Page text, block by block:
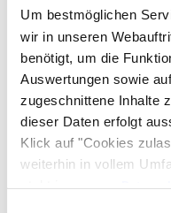
Um bestmöglichen
wir in unseren
benötigt, um die
Auswertungen sowie
zugeschnittene Inhalte
dieser Daten erfolgt
Klick auf "Cookies
weiterhin in vollem
steht in unserer
Telefonnummer
Straße & Hausnummer